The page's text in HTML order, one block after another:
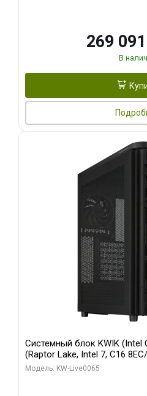
269
В
Системный блок KWIK (Intel
(Raptor Lake, Intel 7, C16
модуля)/ ASUS RTX5080
Модель: KW-Live0065